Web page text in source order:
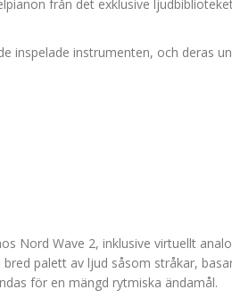
från det exklusive
instrumenten, och deras
Nord Wave 2, inklusive virtuellt
palett av ljud såsom stråkar,
för en mängd rytmiska ändamål.